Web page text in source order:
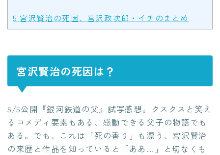
5 宮沢賢治の死因、宮沢政次郎・イチのまとめ
宮沢賢治の死因は？
5/5公開『銀河鉄道の父』試写感想。クスクスと笑え
るコメディ要素もある、感動できる父子の物語でも
ある。でも、これは「死の香り」も漂う、宮沢賢治
の来歴と作品を知っていると「ああ…」と切なくも